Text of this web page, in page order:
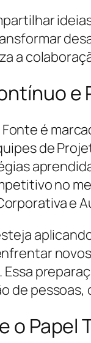
a
e
é
de
no
e
de
o Papel